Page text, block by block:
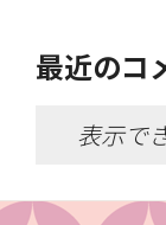
最近のコ
表示で